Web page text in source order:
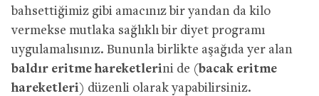
bahsettiğimiz gibi amacınız bir yandan da kilo
vermekse mutlaka sağlıklı bir diyet programı
uygulamalısınız. Bununla birlikte aşağıda yer alan
baldır eritme hareketlerini de (bacak eritme
hareketleri) düzenli olarak yapabilirsiniz.